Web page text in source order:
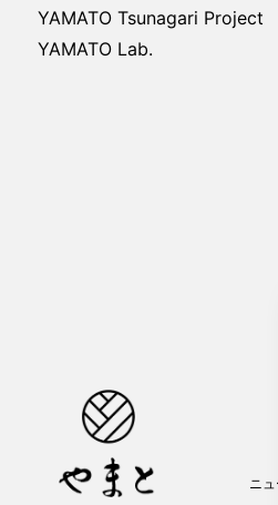
YAMATO Tsunagari Project
YAMATO Lab.
ニ